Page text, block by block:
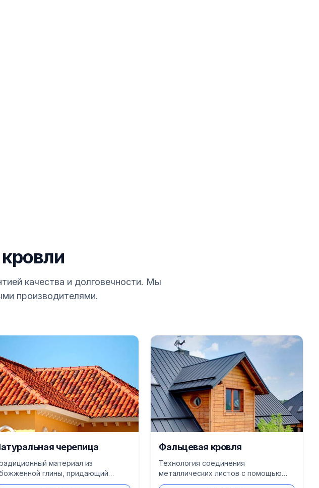
качества и долговечности. Мы
производителями.
черепица
материал из
глины, придающий
элегантный и престижный
Фальцевая кровля
Технология соединения
металлических листов с помощью
фальцев. Идеальна для сложных